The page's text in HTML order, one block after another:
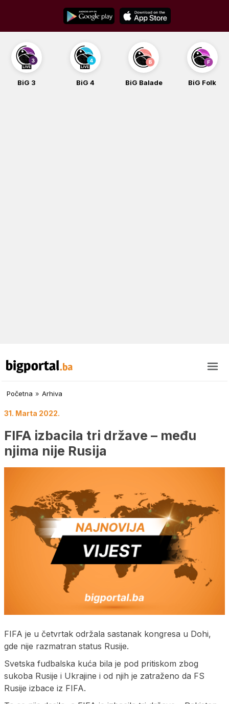
content
BiG 3 BiG 4 BiG Balade BiG Folk
Početna » Arhiva
31. Marta 2022.
FIFA izbacila tri države – među
njima nije Rusija
FIFA je u četvrtak održala sastanak kongresa u Dohi,
gde nije razmatran status Rusije.
Svetska fudbalska kuća bila je pod pritiskom zbog
sukoba Rusije i Ukrajine i od njih je zatraženo da FS
Rusije izbace iz FIFA.